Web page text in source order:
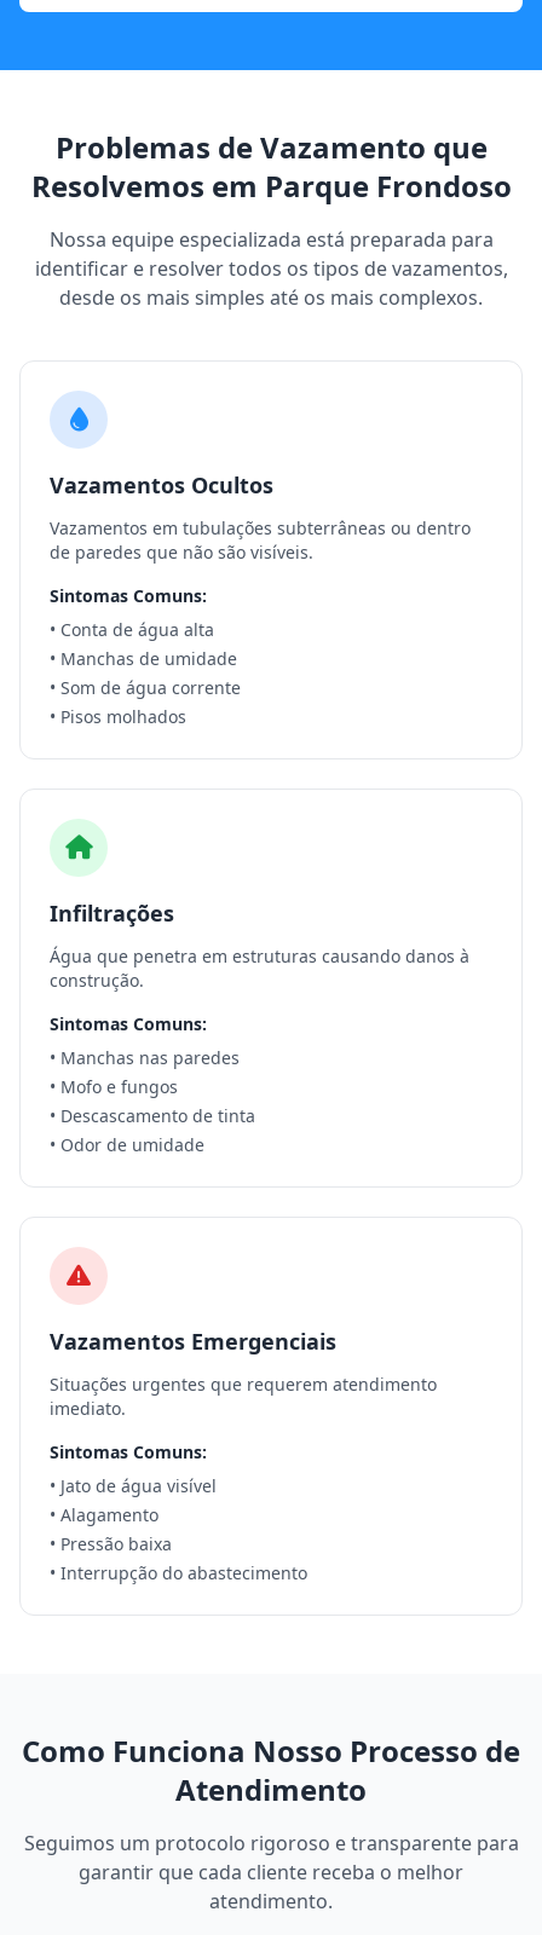
Problemas de Vazamento que
Resolvemos em Parque Frondoso
Nossa equipe especializada está preparada para
identificar e resolver todos os tipos de vazamentos,
desde os mais simples até os mais complexos.
Vazamentos Ocultos
Vazamentos em tubulações subterrâneas ou dentro
de paredes que não são visíveis.
Sintomas Comuns:
• Conta de água alta
• Manchas de umidade
• Som de água corrente
• Pisos molhados
Infiltrações
Água que penetra em estruturas causando danos à
construção.
Sintomas Comuns:
• Manchas nas paredes
• Mofo e fungos
• Descascamento de tinta
• Odor de umidade
Vazamentos Emergenciais
Situações urgentes que requerem atendimento
imediato.
Sintomas Comuns:
• Jato de água visível
• Alagamento
• Pressão baixa
• Interrupção do abastecimento
Como Funciona Nosso Processo de
Atendimento
Seguimos um protocolo rigoroso e transparente para
garantir que cada cliente receba o melhor
atendimento.